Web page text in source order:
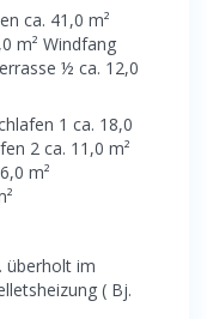
ca. 41,0 m²
m² Windfang
½ ca. 12,0
1 ca. 18,0
2 ca. 11,0 m²
m²
überholt im
( Bj.